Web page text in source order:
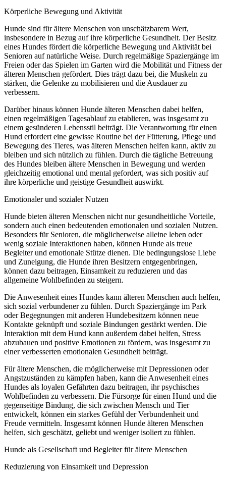
Körperliche Bewegung und Aktivität
Hunde sind für ältere Menschen von unschätzbarem Wert,
insbesondere in Bezug auf ihre körperliche Gesundheit. Der Besitz
eines Hundes fördert die körperliche Bewegung und Aktivität bei
Senioren auf natürliche Weise. Durch regelmäßige Spaziergänge im
Freien oder das Spielen im Garten wird die Mobilität und Fitness der
älteren Menschen gefördert. Dies trägt dazu bei, die Muskeln zu
stärken, die Gelenke zu mobilisieren und die Ausdauer zu
verbessern.
Darüber hinaus können Hunde älteren Menschen dabei helfen,
einen regelmäßigen Tagesablauf zu etablieren, was insgesamt zu
einem gesünderen Lebensstil beiträgt. Die Verantwortung für einen
Hund erfordert eine gewisse Routine bei der Fütterung, Pflege und
Bewegung des Tieres, was älteren Menschen helfen kann, aktiv zu
bleiben und sich nützlich zu fühlen. Durch die tägliche Betreuung
des Hundes bleiben ältere Menschen in Bewegung und werden
gleichzeitig emotional und mental gefordert, was sich positiv auf
ihre körperliche und geistige Gesundheit auswirkt.
Emotionaler und sozialer Nutzen
Hunde bieten älteren Menschen nicht nur gesundheitliche Vorteile,
sondern auch einen bedeutenden emotionalen und sozialen Nutzen.
Besonders für Senioren, die möglicherweise alleine leben oder
wenig soziale Interaktionen haben, können Hunde als treue
Begleiter und emotionale Stütze dienen. Die bedingungslose Liebe
und Zuneigung, die Hunde ihren Besitzern entgegenbringen,
können dazu beitragen, Einsamkeit zu reduzieren und das
allgemeine Wohlbefinden zu steigern.
Die Anwesenheit eines Hundes kann älteren Menschen auch helfen,
sich sozial verbundener zu fühlen. Durch Spaziergänge im Park
oder Begegnungen mit anderen Hundebesitzern können neue
Kontakte geknüpft und soziale Bindungen gestärkt werden. Die
Interaktion mit dem Hund kann außerdem dabei helfen, Stress
abzubauen und positive Emotionen zu fördern, was insgesamt zu
einer verbesserten emotionalen Gesundheit beiträgt.
Für ältere Menschen, die möglicherweise mit Depressionen oder
Angstzuständen zu kämpfen haben, kann die Anwesenheit eines
Hundes als loyalen Gefährten dazu beitragen, ihr psychisches
Wohlbefinden zu verbessern. Die Fürsorge für einen Hund und die
gegenseitige Bindung, die sich zwischen Mensch und Tier
entwickelt, können ein starkes Gefühl der Verbundenheit und
Freude vermitteln. Insgesamt können Hunde älteren Menschen
helfen, sich geschätzt, geliebt und weniger isoliert zu fühlen.
Hunde als Gesellschaft und Begleiter für ältere Menschen
Reduzierung von Einsamkeit und Depression